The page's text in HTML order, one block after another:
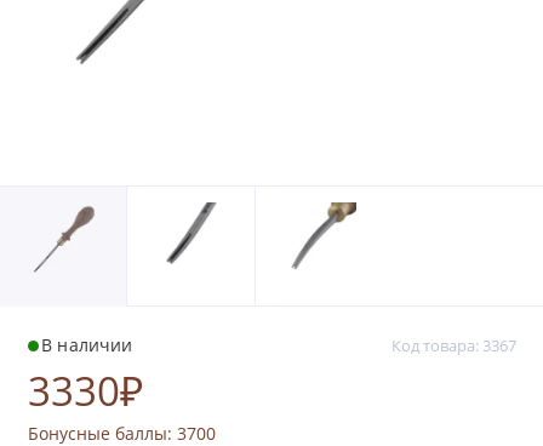
В наличии Код товара: 3367
3330₽
Бонусные баллы: 3700